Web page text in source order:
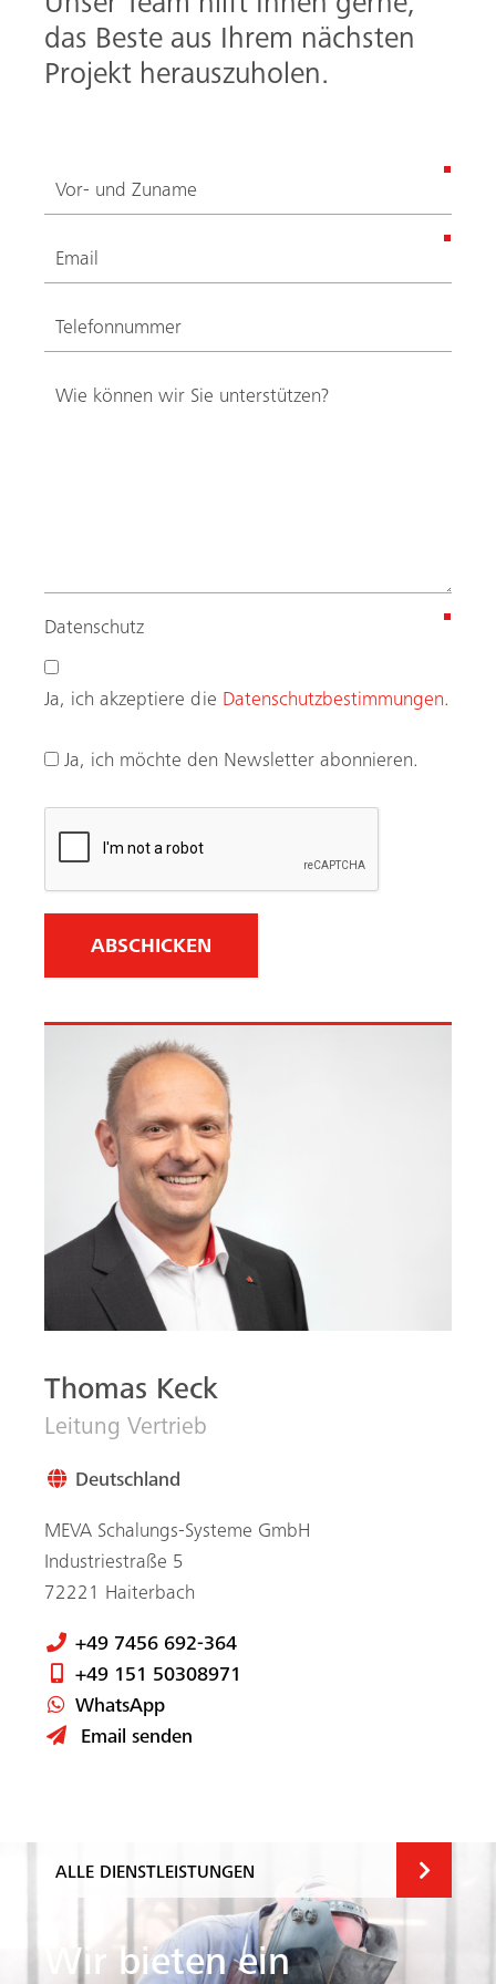
Unser Team hilft Ihnen gerne,
das Beste aus Ihrem nächsten
Projekt herauszuholen.
Datenschutz
r
o
d
e
)
Ja, ich akzeptiere die Datenschutzbestimmungen.
Ja, ich möchte den Newsletter abonnieren.
Thomas Keck
Leitung Vertrieb
Deutschland
MEVA Schalungs-Systeme GmbH
Industriestraße 5
72221 Haiterbach
+49 7456 692-364
+49 151 50308971
WhatsApp
Email senden
ALLE DIENSTLEISTUNGEN
Wir bieten ein